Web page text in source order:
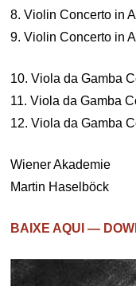
8. Violin Concerto in
9. Violin Concerto in
10. Viola da Gamba
11. Viola da Gamba
12. Viola da Gamba
Wiener Akademie
Martin Haselböck
BAIXE AQUI —